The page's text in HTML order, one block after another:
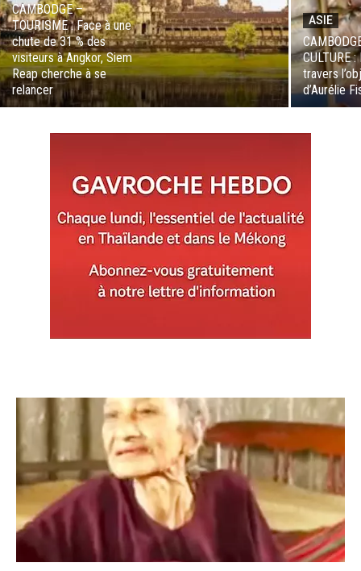
CAMBODGE –
TOURISME : Face à une
chute de 31 % des
visiteurs à Angkor, Siem
Reap cherche à se
relancer
ASIE
CULTURE
travers
d’Aurélie